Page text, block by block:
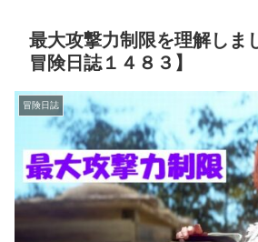
最大攻撃力制限を理解しま
冒険日誌１４８３】
冒険日誌